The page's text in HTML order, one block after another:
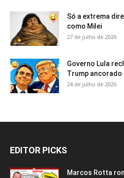
Só a extrema
como Milei
27 de julho de 2026
Governo Lula
Trump ancorado
24 de julho de 2026
EDITOR PICKS
Marcos Rotta